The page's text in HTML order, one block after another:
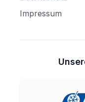
Impressum